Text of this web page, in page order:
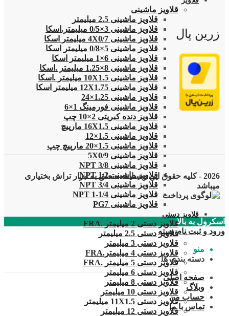
قلاویز ماشینی
قلاویز ماشینی 2.5 میلیمتر
قلاویز ماشینی 3×0/5 میلیمتر.اسکا
قلاویز ماشینی 4X0/7 میلیمتر اسکا
قلاویز ماشینی 5×0/8 میلیمتر اسکا
قلاویز ماشینی 6×1 میلیمتر اسکا
قلاویز ماشینی 8×1.25 میلیمتر .اسکا
قلاویز ماشینی 10X1.5 میلیمتر .اسکا
قلاویز ماشینی 12X1.75 میلیمتر اسکا
قلاویز ماشینی 1.25×24
قلاویز ماشینی فورمینگ 1×6
قلاویز دنده کبریتی 2×10 چپ
قلاویز ماشینی 16X1.5 مارپیچ
قلاویز ماشینی 1.5×12
قلاویز ماشینی 1.5×20 مارپیچ چپ
قلاویز ماشینی 5X0/9
قلاویز ماشینی 3/8 NPT
قلاویز ماشینی 1/2 NPT
قلاویز ماشینی 3/4 NPT
قلاویز ماشینی 1/4-1 NPT
قلاویز ماشینی PG7
قلاویز دستی
قلاویز دستی 2 میلیمتر .FRA
قلاویز دستی 2.5 میلیمتر
قلاویز دستی 3 میلیمتر
قلاویز دستی 4 میلیمتر.FRA
قلاویز دستی 5 میلیمتر .FRA
قلاویز دستی 6 میلیمتر
قلاویز دستی 8 میلیمتر
قلاویز دستی 10 میلیمتر
قلاویز دستی 11X1.5 میلیمتر
قلاویز دستی 12 میلیمتر
زرین پال
2026 - کلیه حقوق این وبسایت متعلق به ابزار تراش بختیاری
میباشد
اسکرول به بالا
ورود و ثبت نام بسته
منو
دسته بندی ها
صفحه اصلی
وبلاگ
حساب من
تماس با ما